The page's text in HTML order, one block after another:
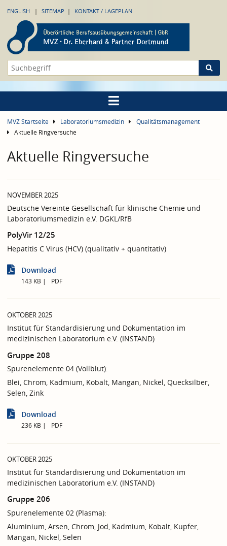
ENGLISH SITEMAP KONTAKT / LAGEPLAN
MVZ Startseite Laboratoriumsmedizin
Qualitätsmanagement
Aktuelle Ringversuche
Aktuelle Ringversuche
NOVEMBER 2025
Deutsche Vereinte Gesellschaft für klinische Chemie und
Laboratoriumsmedizin e.V. DGKL/RfB
PolyVir 12/25
Hepatitis C Virus (HCV) (qualitativ + quantitativ)
Download
143 KB PDF
OKTOBER 2025
Institut für Standardisierung und Dokumentation im
medizinischen Laboratorium e.V. (INSTAND)
Gruppe 208
Spurenelemente 04 (Vollblut):
Blei, Chrom, Kadmium, Kobalt, Mangan, Nickel, Quecksilber,
Selen, Zink
Download
236 KB PDF
OKTOBER 2025
Institut für Standardisierung und Dokumentation im
medizinischen Laboratorium e.V. (INSTAND)
Gruppe 206
Spurenelemente 02 (Plasma):
Aluminium, Arsen, Chrom, Jod, Kadmium, Kobalt, Kupfer,
Mangan, Nickel, Selen